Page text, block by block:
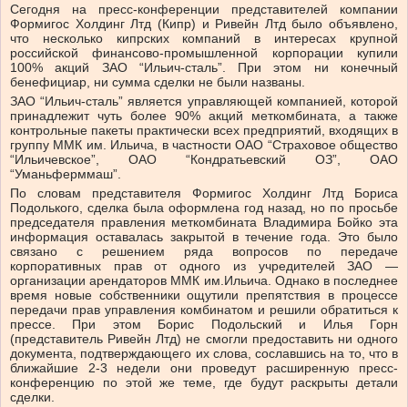
Сегодня на пресс-конференции представителей компании
Формигос Холдинг Лтд (Кипр) и Ривейн Лтд было объявлено,
что несколько кипрских компаний в интересах крупной
российской финансово-промышленной корпорации купили
100% акций ЗАО “Ильич-сталь”. При этом ни конечный
бенефициар, ни сумма сделки не были названы.
ЗАО “Ильич-сталь” является управляющей компанией, которой
принадлежит чуть более 90% акций меткомбината, а также
контрольные пакеты практически всех предприятий, входящих в
группу ММК им. Ильича, в частности ОАО “Страховое общество
“Ильичевское”, ОАО “Кондратьевский ОЗ”, ОАО
“Уманьферммаш”.
По словам представителя Формигос Холдинг Лтд Бориса
Подолького, сделка была оформлена год назад, но по просьбе
председателя правления меткомбината Владимира Бойко эта
информация оставалась закрытой в течение года. Это было
связано с решением ряда вопросов по передаче
корпоративных прав от одного из учредителей ЗАО —
организации арендаторов ММК им.Ильича. Однако в последнее
время новые собственники ощутили препятствия в процессе
передачи прав управления комбинатом и решили обратиться к
прессе. При этом Борис Подольский и Илья Горн
(представитель Ривейн Лтд) не смогли предоставить ни одного
документа, подтверждающего их слова, сославшись на то, что в
ближайшие 2-3 недели они проведут расширенную пресс-
конференцию по этой же теме, где будут раскрыты детали
сделки.